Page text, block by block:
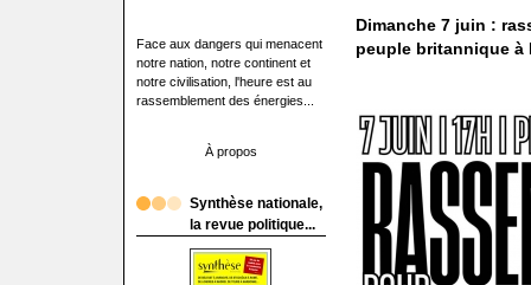
Face aux dangers qui menacent
notre nation, notre continent et
notre civilisation, l'heure est au
rassemblement des énergies...
À propos
Synthèse nationale,
la revue politique...
Dimanche 7 juin :
peuple britannique à